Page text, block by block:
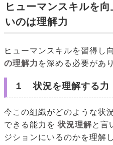
ヒューマンスキルを
いのは理解力
ヒューマンスキルを習得し
の理解力 を深める必要があ
１ 状況を理解する力
今この組織がどのような状
できる能力を 状況理解と言
ジションにいるのかを理解